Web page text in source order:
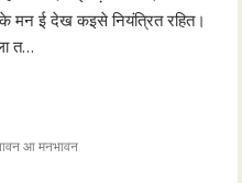
के मन ई देख कइसे नियंत्रित रहित।
त…
आ मनभावन